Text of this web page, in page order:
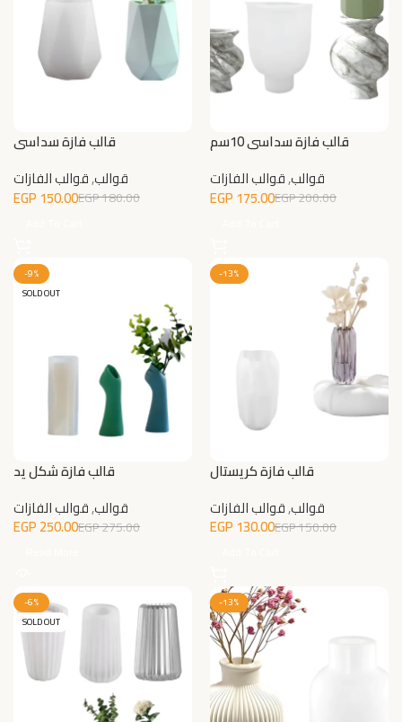
قالب فازة سداسي
قوالب,قوالب الفازات
180.00
EGP
150.00
EGP
قالب فازة سداسي 10سم
قوالب,قوالب الفازات
200.00
EGP
175.00
EGP
-9%
SOLD OUT
قالب فازة شكل يد
قوالب,قوالب الفازات
275.00
EGP
250.00
EGP
-13%
قالب فازة كريستال
قوالب,قوالب الفازات
150.00
EGP
130.00
EGP
-6%
SOLD OUT
-13%